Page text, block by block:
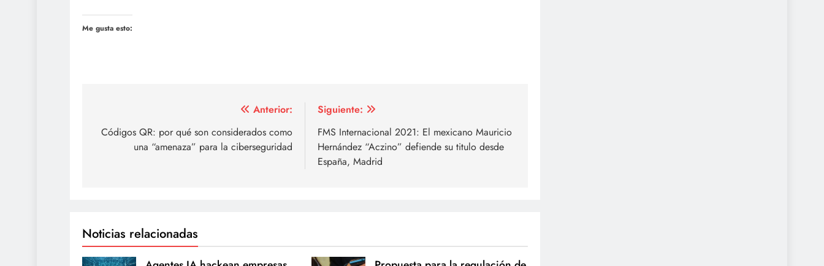
Me gusta esto:
de
entradas
Anterior:
Códigos QR: por qué son considerados como
una “amenaza” para la ciberseguridad
Siguiente:
FMS Internacional 2021: El mexicano Mauricio
Hernández “Aczino” defiende su titulo desde
España, Madrid
Noticias relacionadas